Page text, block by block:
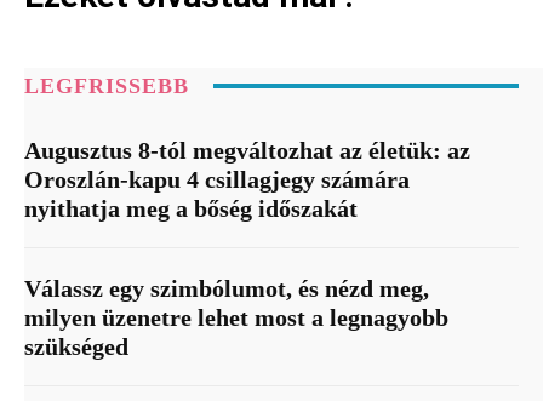
LEGFRISSEBB
Augusztus 8-tól megváltozhat az életük: az
Oroszlán-kapu 4 csillagjegy számára
nyithatja meg a bőség időszakát
Válassz egy szimbólumot, és nézd meg,
milyen üzenetre lehet most a legnagyobb
szükséged